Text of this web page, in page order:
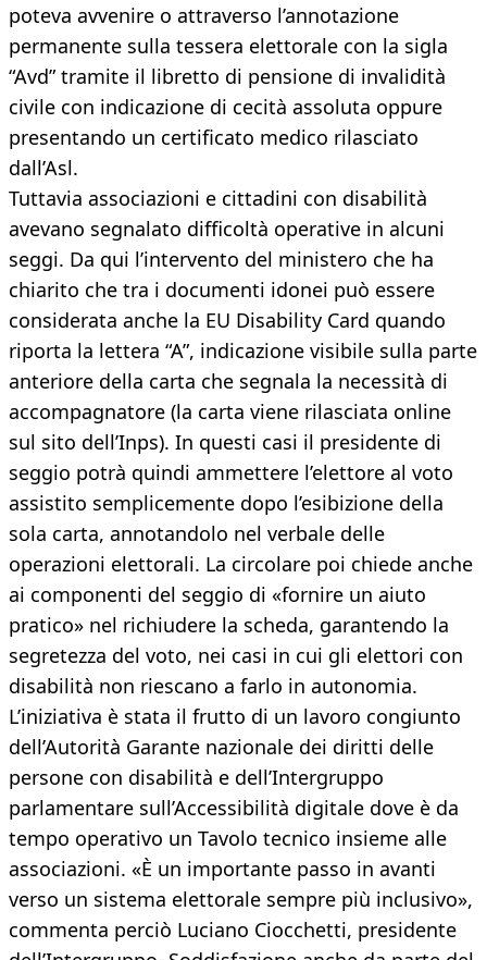
poteva avvenire o attraverso l’annotazione
permanente sulla tessera elettorale con la sigla
“Avd” tramite il libretto di pensione di invalidità
civile con indicazione di cecità assoluta oppure
presentando un certificato medico rilasciato
dall’Asl.
Tuttavia associazioni e cittadini con disabilità
avevano segnalato difficoltà operative in alcuni
seggi. Da qui l’intervento del ministero che ha
chiarito che tra i documenti idonei può essere
considerata anche la EU Disability Card quando
riporta la lettera “A”, indicazione visibile sulla parte
anteriore della carta che segnala la necessità di
accompagnatore (la carta viene rilasciata online
sul sito dell’Inps). In questi casi il presidente di
seggio potrà quindi ammettere l’elettore al voto
assistito semplicemente dopo l’esibizione della
sola carta, annotandolo nel verbale delle
operazioni elettorali. La circolare poi chiede anche
ai componenti del seggio di «fornire un aiuto
pratico» nel richiudere la scheda, garantendo la
segretezza del voto, nei casi in cui gli elettori con
disabilità non riescano a farlo in autonomia.
L’iniziativa è stata il frutto di un lavoro congiunto
dell’Autorità Garante nazionale dei diritti delle
persone con disabilità e dell’Intergruppo
parlamentare sull’Accessibilità digitale dove è da
tempo operativo un Tavolo tecnico insieme alle
associazioni. «È un importante passo in avanti
verso un sistema elettorale sempre più inclusivo»,
commenta perciò Luciano Ciocchetti, presidente